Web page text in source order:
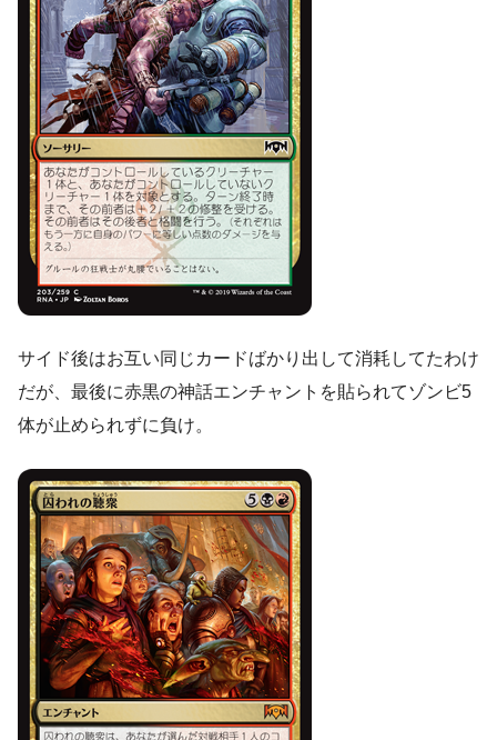
サイド後はお互い同じカードばかり出して消耗してたわけ
だが、最後に赤黒の神話エンチャントを貼られてゾンビ5
体が止められずに負け。